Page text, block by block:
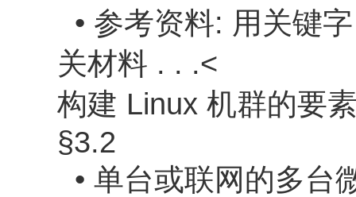
• 参考资料: 用关键
关材料 . . .<
构建 Linux 机群的要
§3.2
• 单台或联网的多台